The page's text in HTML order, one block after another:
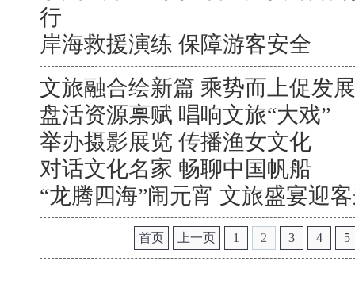
行
岸海救援演练 保障游客安全
文旅融合绘新篇 乘势而上促发展
盘活资源禀赋 唱响文旅“大戏”
举办摄影展览 传播渔女文化
对话文化名家 畅聊中国帆船
“龙腾四海”闹元宵 文旅盛宴迎
首页 上一页 1 2 3 4 5